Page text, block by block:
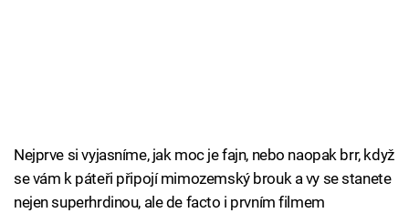
Nejprve si vyjasníme, jak moc je fajn, nebo naopak brr, když
se vám k páteři připojí mimozemský brouk a vy se stanete
nejen superhrdinou, ale de facto i prvním filmem